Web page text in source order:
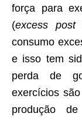
força para
(excess post
consumo
e isso tem
perda de
exercícios
produção